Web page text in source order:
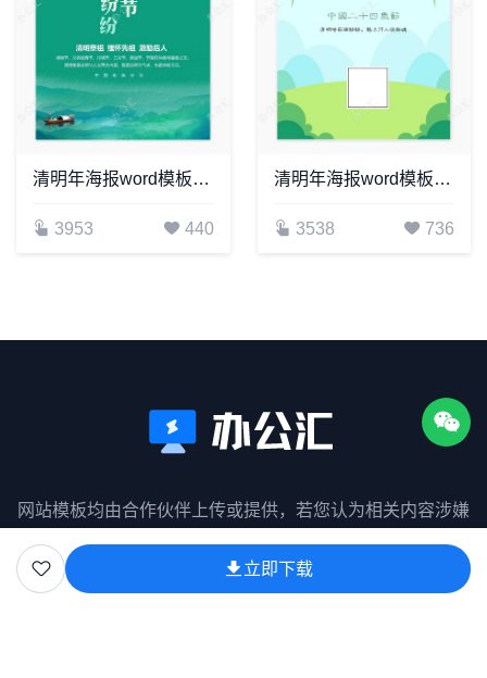
立即下载
清明年海报word模板通用可编辑(25)
3953 440
清明年海报word模板通用可编辑(5)
3538 736
网站模板均由合作伙伴上传或提供，若您认为相关内容涉嫌